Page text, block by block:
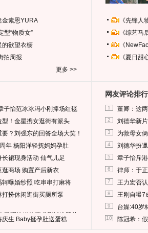
金素恩YURA
型“物质女”
的欲望衣橱
拍周报
更多 >>
《先锋
《综艺
《
《夏日
子怡范冰冰冯小刚捧场红毯
！金星携女逛街有派头
？刘强东的回答全场大笑！
年 杨阳洋轻抚妈妈孕肚
裙现身活动 仙气儿足
商场 购置产后新衣
曝婚纱照 吃串串打麻将
扮休闲逛街买厕所泵
民币给媒体要求删掉这照片
生 Baby挺孕肚送蛋糕
网友评论排行
1 董卿：这
2 刘德华新
3 为救母女
4 刘德华扮
5 章子怡斥
6 律师：于
7 王力宏否
8 王刚自曝7
9 台媒:40岁
10 陈冠希：